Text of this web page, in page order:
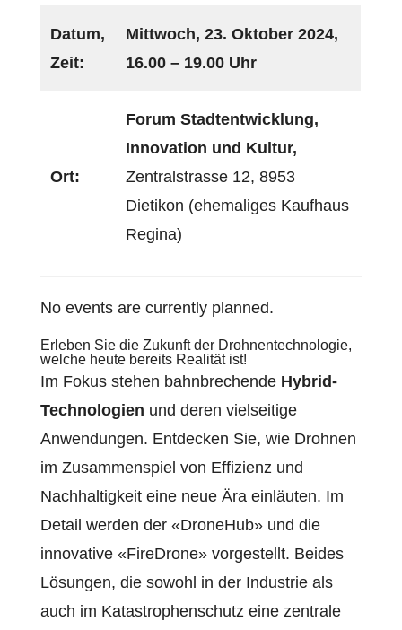
Datum,
Zeit:
Mittwoch, 23. Oktober 2024,
16.00 – 19.00 Uhr
Ort:
Forum Stadtentwicklung,
Innovation und Kultur,
Zentralstrasse 12, 8953
Dietikon (ehemaliges Kaufhaus
Regina)
No events are currently planned.
Erleben Sie die Zukunft der Drohnentechnologie,
welche heute bereits Realität ist!
Im Fokus stehen bahnbrechende Hybrid-
Technologien und deren vielseitige
Anwendungen. Entdecken Sie, wie Drohnen
im Zusammenspiel von Effizienz und
Nachhaltigkeit eine neue Ära einläuten. Im
Detail werden der «DroneHub» und die
innovative «FireDrone» vorgestellt. Beides
Lösungen, die sowohl in der Industrie als
auch im Katastrophenschutz eine zentrale